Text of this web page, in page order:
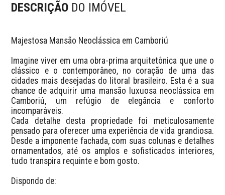
DESCRIÇÃO DO IMÓVEL
Majestosa Mansão Neoclássica em Camboriú
Imagine viver em uma obra-prima arquitetônica que une o
clássico e o contemporâneo, no coração de uma das
cidades mais desejadas do litoral brasileiro. Esta é a sua
chance de adquirir uma mansão luxuosa neoclássica em
Camboriú, um refúgio de elegância e conforto
incomparáveis.
Cada detalhe desta propriedade foi meticulosamente
pensado para oferecer uma experiência de vida grandiosa.
Desde a imponente fachada, com suas colunas e detalhes
ornamentados, até os amplos e sofisticados interiores,
tudo transpira requinte e bom gosto.
Dispondo de: